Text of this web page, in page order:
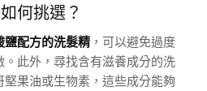
何挑選？
鹽配方的洗髮精，可以避免過度
此外，尋找含有滋養成分的洗
果油或生物素，這些成分能夠